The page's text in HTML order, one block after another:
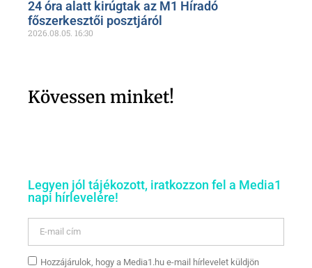
24 óra alatt kirúgtak az M1 Híradó
főszerkesztői posztjáról
2026.08.05. 16:30
Kövessen minket!
Legyen jól tájékozott, iratkozzon fel a Media1
napi hírlevelére!
Hozzájárulok, hogy a Media1.hu e-mail hírlevelet küldjön